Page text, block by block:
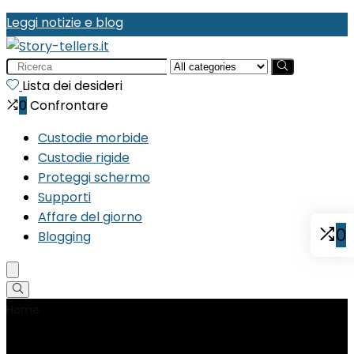
Leggi notizie e blog
Search
for:Lista dei desideri
0 Confrontare
Custodie morbide
Custodie rigide
Proteggi schermo
Supporti
Affare del giorno
Blogging
0